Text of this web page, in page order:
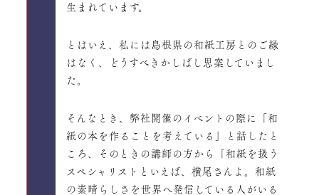
生まれています。
とはいえ、私には島根県の和紙工房とのご縁
はなく、どうすべきかしばし思案していまし
た。
そんなとき、弊社開催のイベントの際に「和
紙の本を作ることを考えている」と話したと
ころ、そのときの講師の方から「和紙を扱う
スペシャリストといえば、横尾さんよ。和紙
の素晴らしさを世界へ発信している人がいる